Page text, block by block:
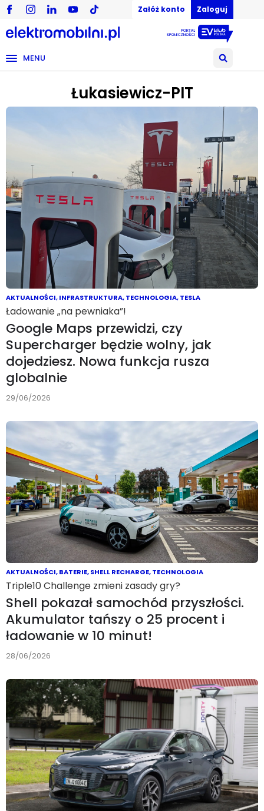
Załóż konto Zaloguj
MENU
Łukasiewicz-PIT
AKTUALNOŚCI,INFRASTRUKTURA,TECHNOLOGIA,TESLA
Ładowanie „na pewniaka”!
Google Maps przewidzi, czy
Supercharger będzie wolny, jak
dojedziesz. Nowa funkcja rusza
globalnie
29/06/2026
AKTUALNOŚCI,BATERIE,SHELL RECHARGE,TECHNOLOGIA
Triple10 Challenge zmieni zasady gry?
Shell pokazał samochód przyszłości.
Akumulator tańszy o 25 procent i
ładowanie w 10 minut!
28/06/2026